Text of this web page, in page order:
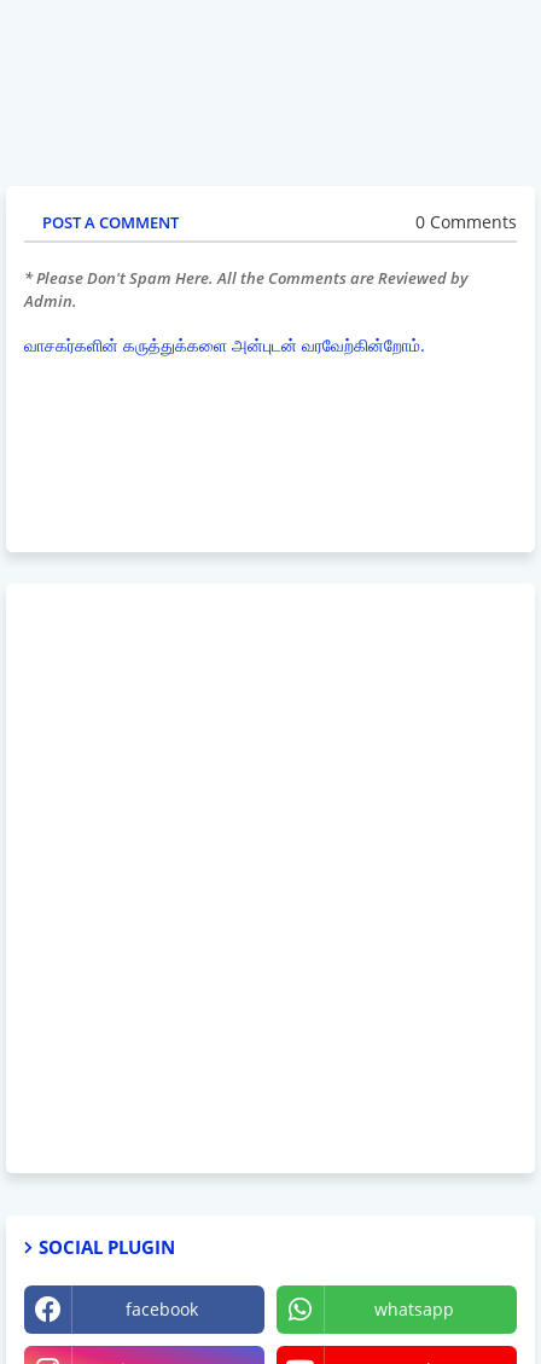
POST A COMMENT 0 Comments
* Please Don't Spam Here. All the Comments are Reviewed by
Admin.
வாசகர்களின் கருத்துக்களை அன்புடன் வரவேற்கின்றோம்.
SOCIAL PLUGIN
facebook whatsapp